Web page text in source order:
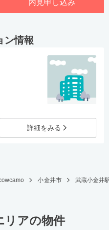
内見申し込み
ン情報
詳細をみる
小金井市 武蔵小金井
リアの物件